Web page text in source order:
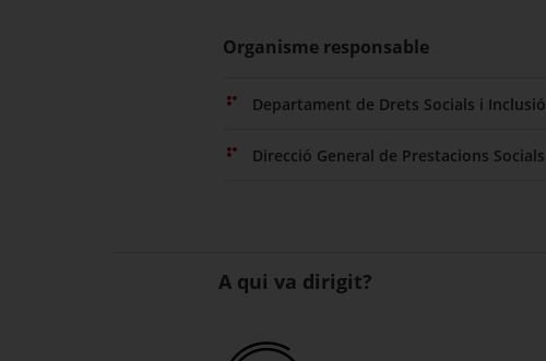
Organisme responsable
Departament de Drets Socials i Inclusió
Direcció General de Prestacions Socials
A qui va dirigit?